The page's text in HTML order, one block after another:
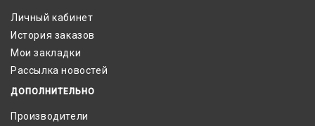
Личный кабинет
История заказов
Мои закладки
Рассылка новостей
ДОПОЛНИТЕЛЬНО
Производители